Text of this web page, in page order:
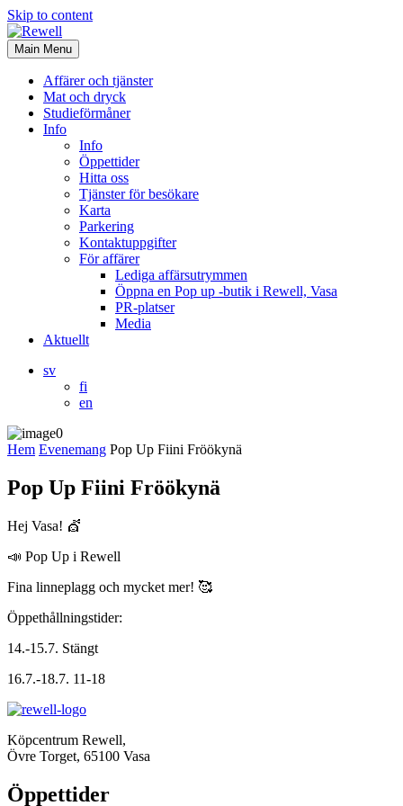
Skip to content
Main Menu
Affärer och tjänster
Mat och dryck
Studieförmåner
Info
Info
Öppettider
Hitta oss
Tjänster för besökare
Karta
Parkering
Kontaktuppgifter
För affärer
Lediga affärsutrymmen
Öppna en Pop up -butik i Rewell, Vasa
PR-platser
Media
Aktuellt
sv
fi
en
Hem Evenemang Pop Up Fiini Fröökynä
Pop Up Fiini Fröökynä
Hej Vasa! 💇
📣 Pop Up i Rewell
Fina linneplagg och mycket mer! 🥰
Öppethållningstider:
14.-15.7. Stängt
16.7.-18.7. 11-18
Köpcentrum Rewell,
Övre Torget, 65100 Vasa
Öppettider